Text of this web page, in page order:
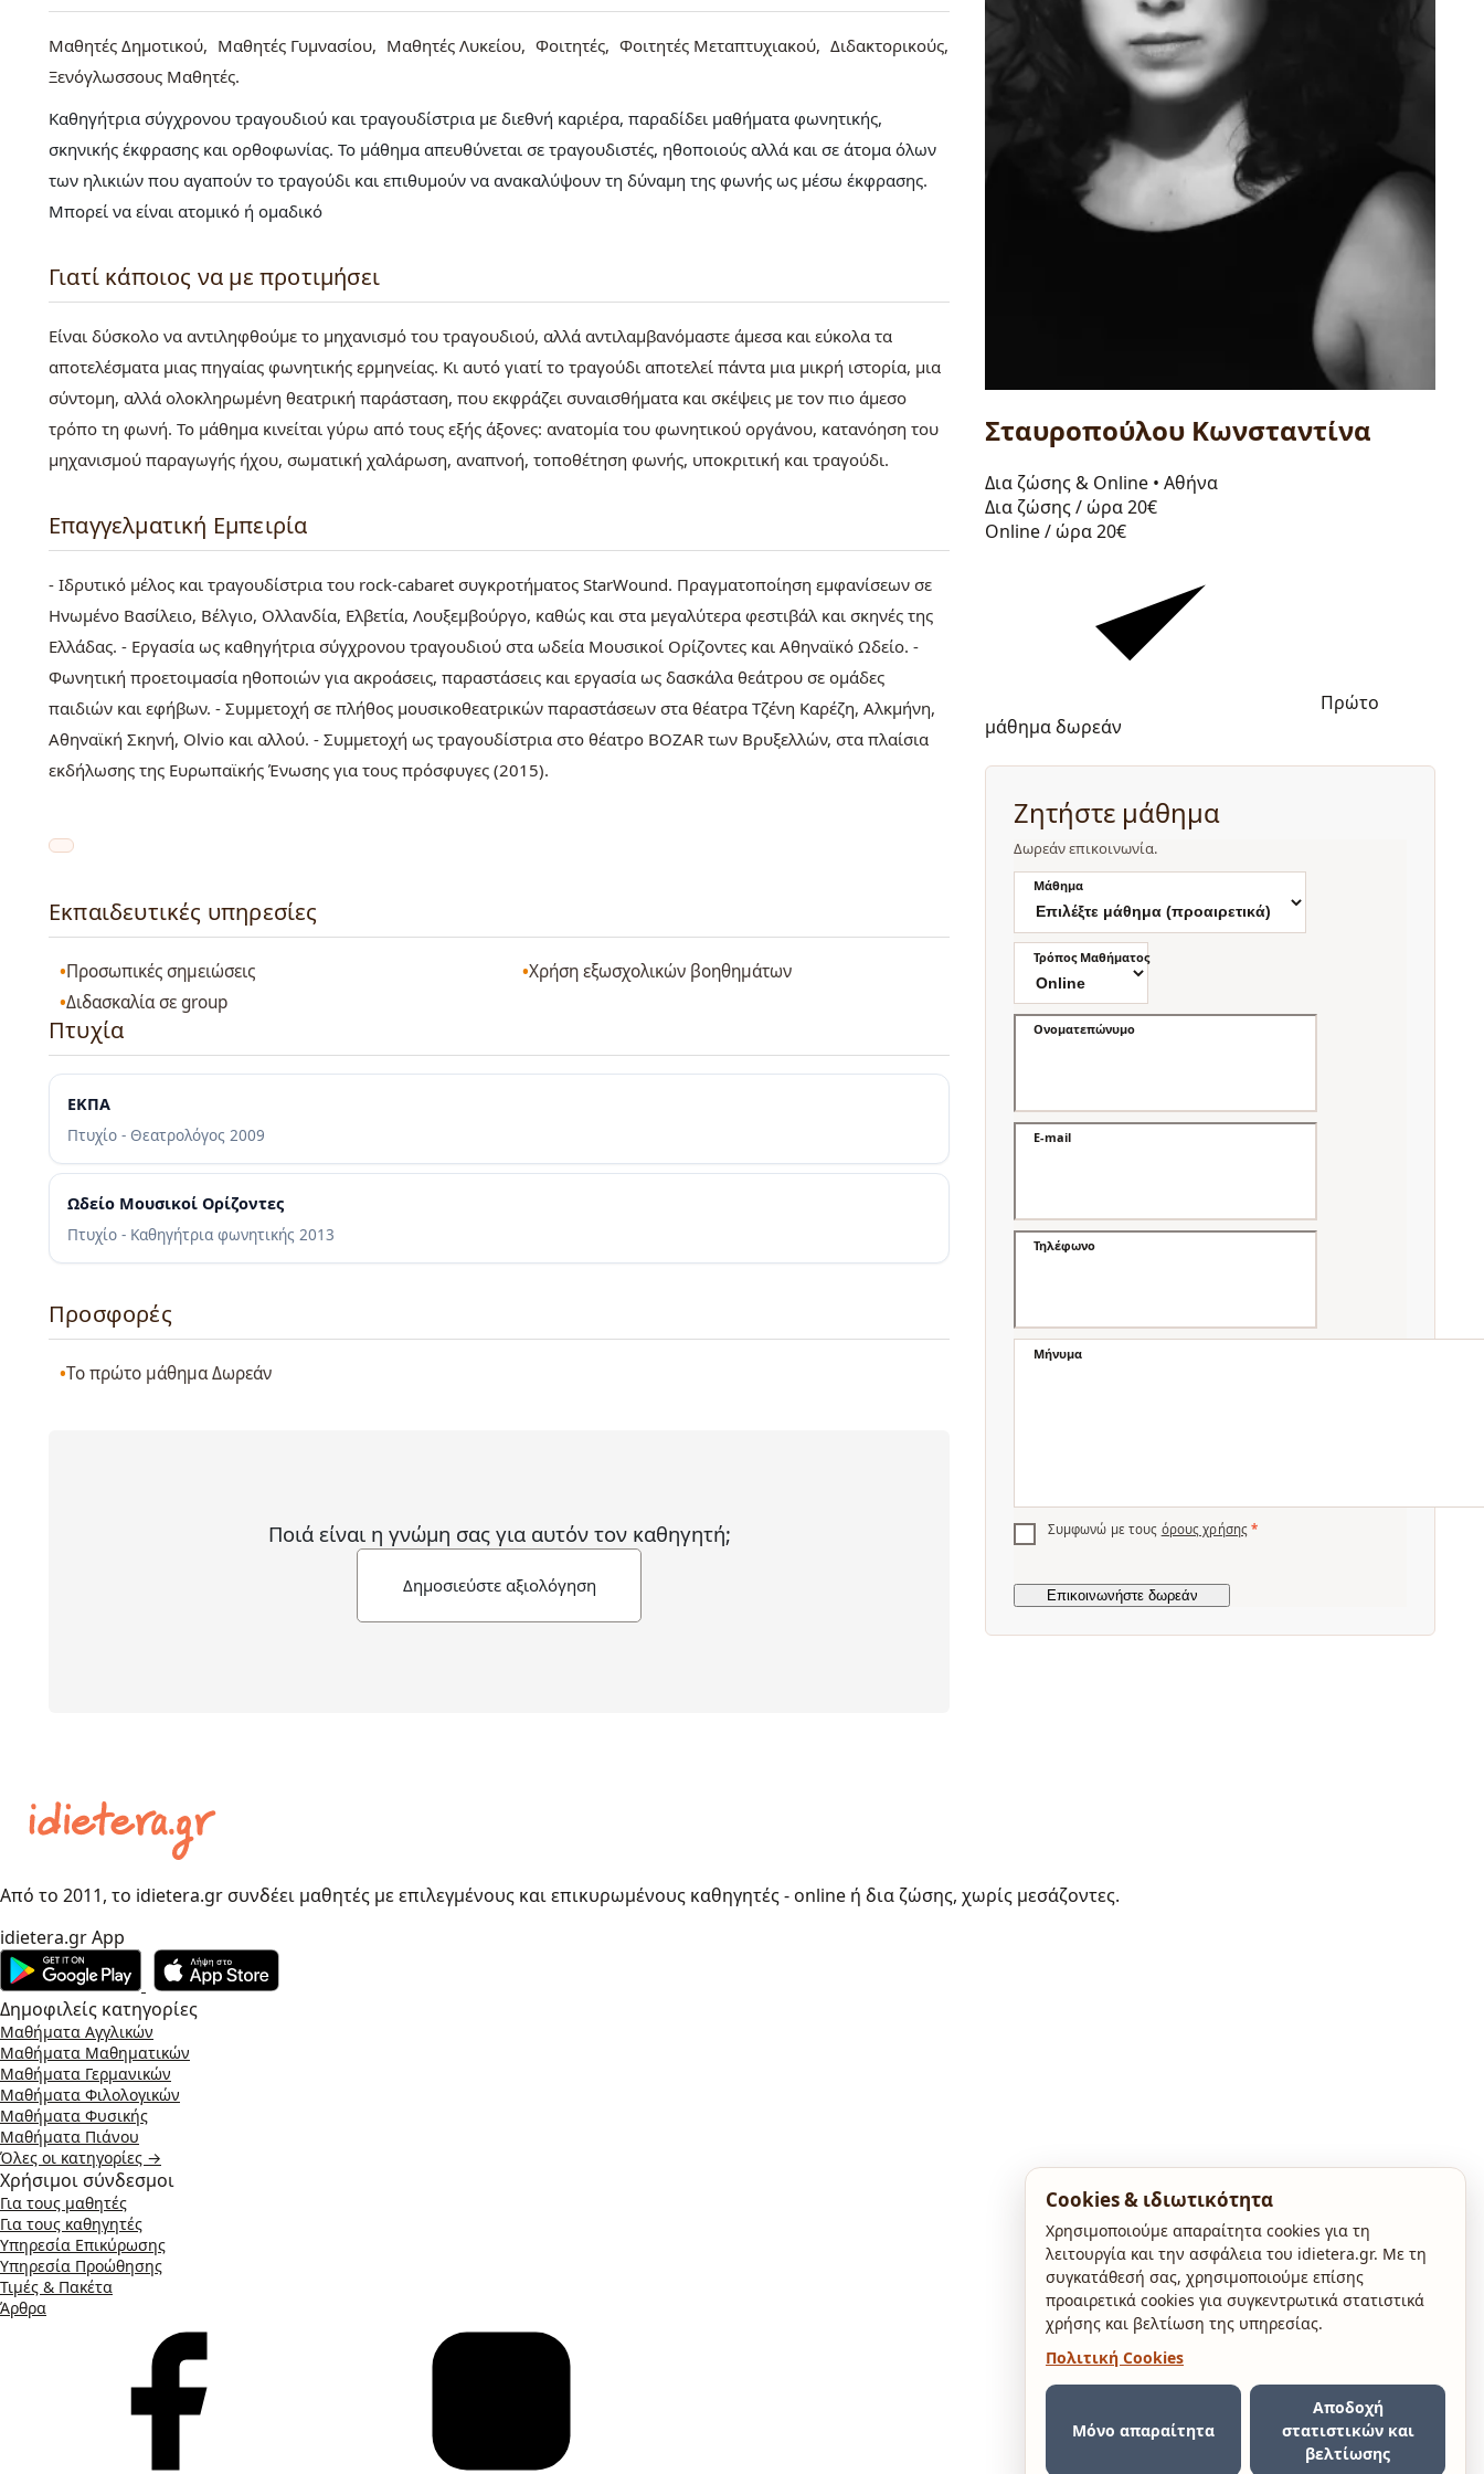
Μαθητές Δημοτικού Μαθητές Γυμνασίου Μαθητές Λυκείου Φοιτητές Φοιτητές Μεταπτυχιακού
Διδακτορικούς
Ξενόγλωσσους Μαθητές
Καθηγήτρια σύγχρονου τραγουδιού και τραγουδίστρια με διεθνή καριέρα, παραδίδει μαθήματα φωνητικής,
σκηνικής έκφρασης και ορθοφωνίας. Το μάθημα απευθύνεται σε τραγουδιστές, ηθοποιούς αλλά και σε άτομα όλων
των ηλικιών που αγαπούν το τραγούδι και επιθυμούν να ανακαλύψουν τη δύναμη της φωνής ως μέσω έκφρασης.
Μπορεί να είναι ατομικό ή ομαδικό
Γιατί κάποιος να με προτιμήσει
Είναι δύσκολο να αντιληφθούμε το μηχανισμό του τραγουδιού, αλλά αντιλαμβανόμαστε άμεσα και εύκολα τα
αποτελέσματα μιας πηγαίας φωνητικής ερμηνείας. Κι αυτό γιατί το τραγούδι αποτελεί πάντα μια μικρή ιστορία, μια
σύντομη, αλλά ολοκληρωμένη θεατρική παράσταση, που εκφράζει συναισθήματα και σκέψεις με τον πιο άμεσο
τρόπο τη φωνή. Το μάθημα κινείται γύρω από τους εξής άξονες: ανατομία του φωνητικού οργάνου, κατανόηση του
μηχανισμού παραγωγής ήχου, σωματική χαλάρωση, αναπνοή, τοποθέτηση φωνής, υποκριτική και τραγούδι.
Επαγγελματική Εμπειρία
- Ιδρυτικό μέλος και τραγουδίστρια του rock-cabaret συγκροτήματος StarWound. Πραγματοποίηση εμφανίσεων σε
Ηνωμένο Βασίλειο, Βέλγιο, Ολλανδία, Ελβετία, Λουξεμβούργο, καθώς και στα μεγαλύτερα φεστιβάλ και σκηνές της
Ελλάδας. - Εργασία ως καθηγήτρια σύγχρονου τραγουδιού στα ωδεία Μουσικοί Ορίζοντες και Αθηναϊκό Ωδείο. -
Φωνητική προετοιμασία ηθοποιών για ακροάσεις, παραστάσεις και εργασία ως δασκάλα θεάτρου σε ομάδες
παιδιών και εφήβων. - Συμμετοχή σε πλήθος μουσικοθεατρικών παραστάσεων στα θέατρα Τζένη Καρέζη, Αλκμήνη,
Αθηναϊκή Σκηνή, Olvio και αλλού. - Συμμετοχή ως τραγουδίστρια στο θέατρο BOZAR των Βρυξελλών, στα πλαίσια
εκδήλωσης της Ευρωπαϊκής Ένωσης για τους πρόσφυγες (2015).
Εκπαιδευτικές υπηρεσίες
Προσωπικές σημειώσεις
Χρήση εξωσχολικών βοηθημάτων
Διδασκαλία σε group
Πτυχία
ΕΚΠΑ
Πτυχίο - Θεατρολόγος 2009
Ωδείο Μουσικοί Ορίζοντες
Πτυχίο - Καθηγήτρια φωνητικής 2013
Προσφορές
Το πρώτο μάθημα Δωρεάν
Ποιά είναι η γνώμη σας για αυτόν τον καθηγητή;
Δημοσιεύστε αξιολόγηση
Σταυροπούλου Κωνσταντίνα
Δια ζώσης & Online • Αθήνα
Δια ζώσης / ώρα20€
Online / ώρα20€
Πρώτο
μάθημα δωρεάν
Ζητήστε μάθημα
Δωρεάν επικοινωνία.
Μάθημα
Τρόπος Μαθήματος
Ονοματεπώνυμο
E-mail
Τηλέφωνο
Μήνυμα
Συμφωνώ με τους όρους χρήσης *
Από το 2011, το idietera.gr συνδέει μαθητές με επιλεγμένους και επικυρωμένους καθηγητές - online ή δια ζώσης, χωρίς μεσάζοντες.
idietera.gr App
Δημοφιλείς κατηγορίες
Μαθήματα Αγγλικών
Μαθήματα Μαθηματικών
Μαθήματα Γερμανικών
Μαθήματα Φιλολογικών
Μαθήματα Φυσικής
Μαθήματα Πιάνου
Όλες οι κατηγορίες →
Χρήσιμοι σύνδεσμοι
Για τους μαθητές
Για τους καθηγητές
Υπηρεσία Επικύρωσης
Υπηρεσία Προώθησης
Τιμές & Πακέτα
Άρθρα
Cookies & ιδιωτικότητα
Χρησιμοποιούμε απαραίτητα cookies για τη
λειτουργία και την ασφάλεια του idietera.gr. Με τη
συγκατάθεσή σας, χρησιμοποιούμε επίσης
προαιρετικά cookies για συγκεντρωτικά στατιστικά
χρήσης και βελτίωση της υπηρεσίας.
Πολιτική Cookies
Μόνο απαραίτητα
Αποδοχή
στατιστικών και
βελτίωσης